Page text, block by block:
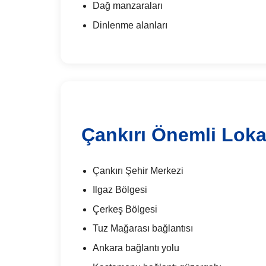
Dağ manzaraları
Dinlenme alanları
Çankırı Önemli
Çankırı Şehir Merkezi
Ilgaz Bölgesi
Çerkeş Bölgesi
Tuz Mağarası bağlantısı
Ankara bağlantı yolu